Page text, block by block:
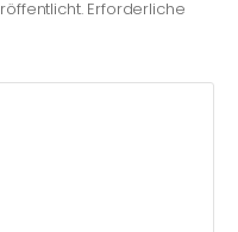
Erforderliche